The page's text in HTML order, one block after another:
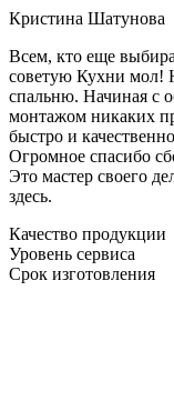
Кристина Шатунова
Всем, кто еще
советую Кухни мол!
спальню. Начиная с
монтажом никаких
быстро и
Огромное спасибо
Это мастер своего
здесь.
Качество продукции
Уровень сервиса
Срок изготовления